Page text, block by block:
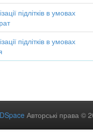
підлітків в умовах
підлітків в умовах
Авторські права ©